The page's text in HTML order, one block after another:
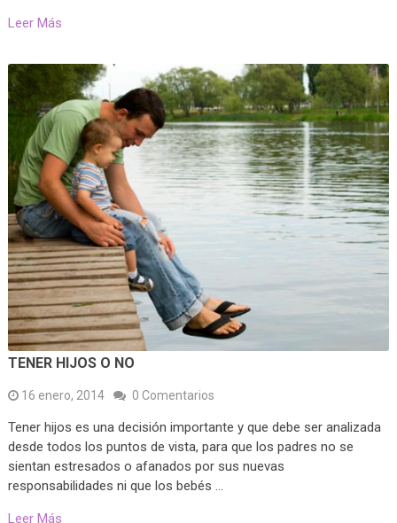
Leer Más
TENER HIJOS O NO
16 enero, 2014 0 Comentarios
Tener hijos es una decisión importante y que debe ser analizada
desde todos los puntos de vista, para que los padres no se
sientan estresados o afanados por sus nuevas
responsabilidades ni que los bebés …
Leer Más